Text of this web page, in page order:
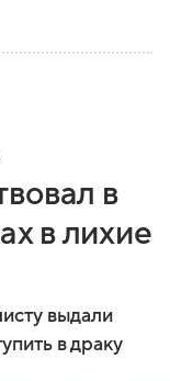
в
в лихие
выдали
в драку